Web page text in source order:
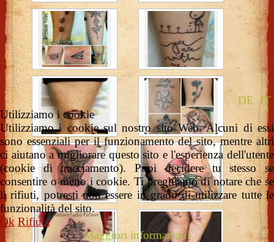
Utilizziamo i cookie
DE IT
Utilizziamo i cookie sul nostro sito Web. Alcuni di essi
sono essenziali per il funzionamento del sito, mentre altri
ci aiutano a migliorare questo sito e l'esperienza dell'utente
(cookie di tracciamento). Puoi decidere tu stesso se
consentire o meno i cookie. Ti preghiamo di notare che se
li rifiuti, potresti non essere in grado di utilizzare tutte le
funzionalità del sito.
Ok Rifiuta
Maggiori informazioni